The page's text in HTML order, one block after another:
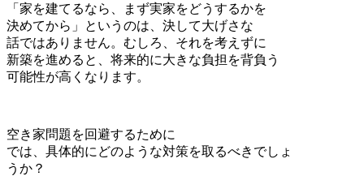
「家を建てるなら、まず実家をどうするかを
決めてから」というのは、決して大げさな
話ではありません。むしろ、それを考えずに
新築を進めると、将来的に大きな負担を背負う
可能性が高くなります。
空き家問題を回避するために
では、具体的にどのような対策を取るべきでしょ
うか？